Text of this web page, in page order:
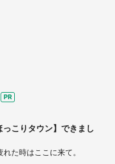
こりタウン】できまし
た時はここに来て。